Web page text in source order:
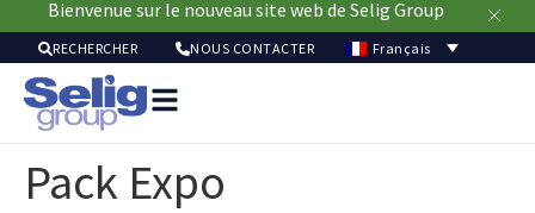
Bienvenue sur le nouveau site web de Selig Group
RECHERCHER NOUS CONTACTER Français
Pack Expo